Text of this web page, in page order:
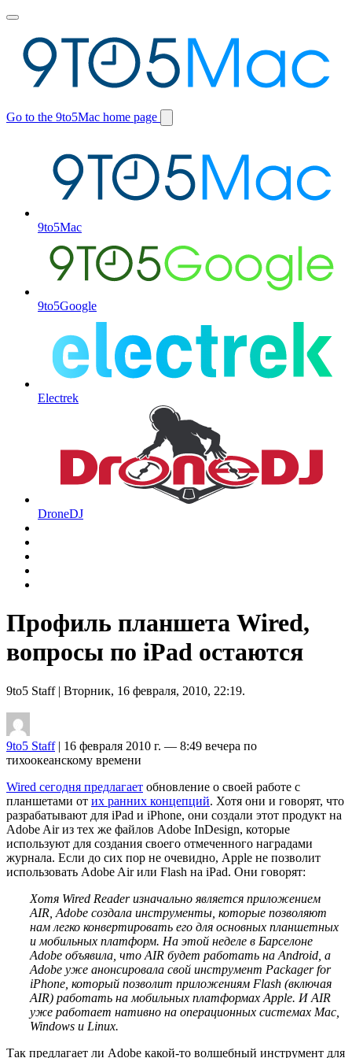
Toggle
menu
Go to the 9to5Mac home page
Switch
9to5Mac
9to5Google
Electrek
DroneDJ
Профиль планшета Wired,
вопросы по iPad остаются
9to5 Staff| Вторник, 16 февраля, 2010, 22:19.
9to5 Staff| 16 февраля 2010 г. — 8:49 вечера по
тихоокеанскому времени
Wired сегодня предлагает обновление о своей работе с
планшетами от их ранних концепций. Хотя они и говорят, что
разрабатывают для iPad и iPhone, они создали этот продукт на
Adobe Air из тех же файлов Adobe InDesign, которые
используют для создания своего отмеченного наградами
журнала. Если до сих пор не очевидно, Apple не позволит
использовать Adobe Air или Flash на iPad. Они говорят:
Хотя Wired Reader изначально является приложением
AIR, Adobe создала инструменты, которые позволяют
нам легко конвертировать его для основных планшетных
и мобильных платформ. На этой неделе в Барселоне
Adobe объявила, что AIR будет работать на Android, а
Adobe уже анонсировала свой инструмент Packager for
iPhone, который позволит приложениям Flash (включая
AIR) работать на мобильных платформах Apple. И AIR
уже работает нативно на операционных системах Mac,
Windows и Linux.
Так предлагает ли Adobe какой-то волшебный инструмент для